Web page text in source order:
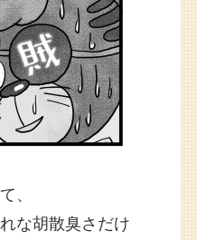
、
な胡散臭さだけ